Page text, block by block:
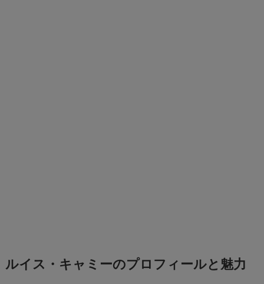
ルイス・キャミーのプロフィールと魅力